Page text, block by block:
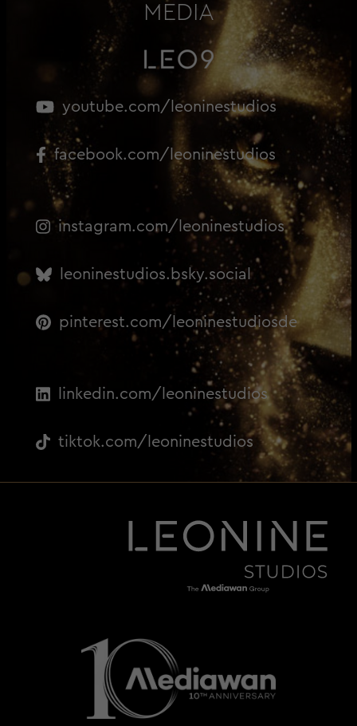
MEDIA
youtube.com/leoninestudios
facebook.com/leoninestudios
instagram.com/leoninestudios
leoninestudios.bsky.social
pinterest.com/leoninestudiosde
linkedin.com/leoninestudios
tiktok.com/leoninestudios